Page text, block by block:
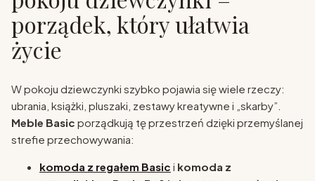
porządek, który ułatwia
życie
W pokoju dziewczynki szybko pojawia się wiele rzeczy:
ubrania, książki, pluszaki, zestawy kreatywne i „skarby”.
Meble Basic porządkują tę przestrzeń dzięki przemyślanej
strefie przechowywania:
komoda z regałem Basic i komoda z